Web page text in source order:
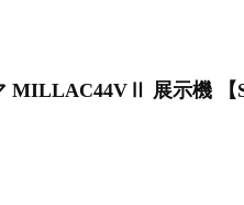
MILLAC44VⅡ 展示機 【